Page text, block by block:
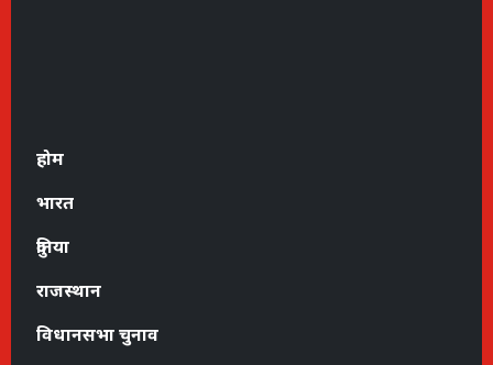
होम
भारत
दुनिया
राजस्थान
विधानसभा चुनाव